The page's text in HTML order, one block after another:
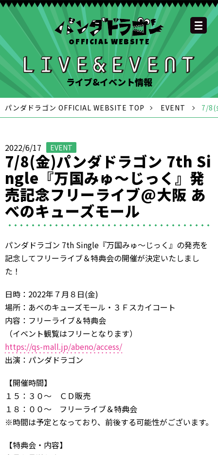
OFFICIAL WEBSITEOFFICIAL SITE TOP
NEWS MEMBER
SCHEDULE DISCOGRAPHY
GOODS
FAQ CONTACT
YOUTUBE
CHANNEL
INSTAGRAM
OFFICIAL
TWITTER
OFFICIAL LINE
ACCOUNT
OFFICIAL
TIKTOK
ライブ&イベント情報
パンダドラゴン OFFICIAL WEBSITE TOP EVENT 7/8(
2022/6/17 EVENT
7/8(金)パンダドラゴン 7th Si
ngle『万国みゅ〜じっく』発
売記念フリーライブ@大阪 あ
べのキューズモール
パンダドラゴン 7th Single『万国みゅ〜じっく』の発売を
記念してフリーライブ＆特典会の開催が決定いたしまし
た！
日時：2022年７月８日(金)
場所：あべのキューズモール・３Ｆスカイコート
内容：フリーライブ＆特典会
（イベント観覧はフリーとなります）
https://qs-mall.jp/abeno/access/
出演：パンダドラゴン
【開催時間】
１５：３０～ ＣＤ販売
１８：００～ フリーライブ＆特典会
※時間は予定となっており、前後する可能性がございます。
【特典会・内容】